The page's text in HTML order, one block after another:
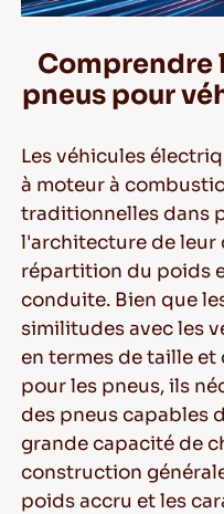
Comprendre
pneus pour
Les véhicules
à moteur à
traditionnelles dans
l'architecture de leur
répartition du poids
conduite. Bien que
similitudes avec les
entermes de taille et
pour les pneus, ils
des pneus capables
grande capacité de
construction
poids accru et les